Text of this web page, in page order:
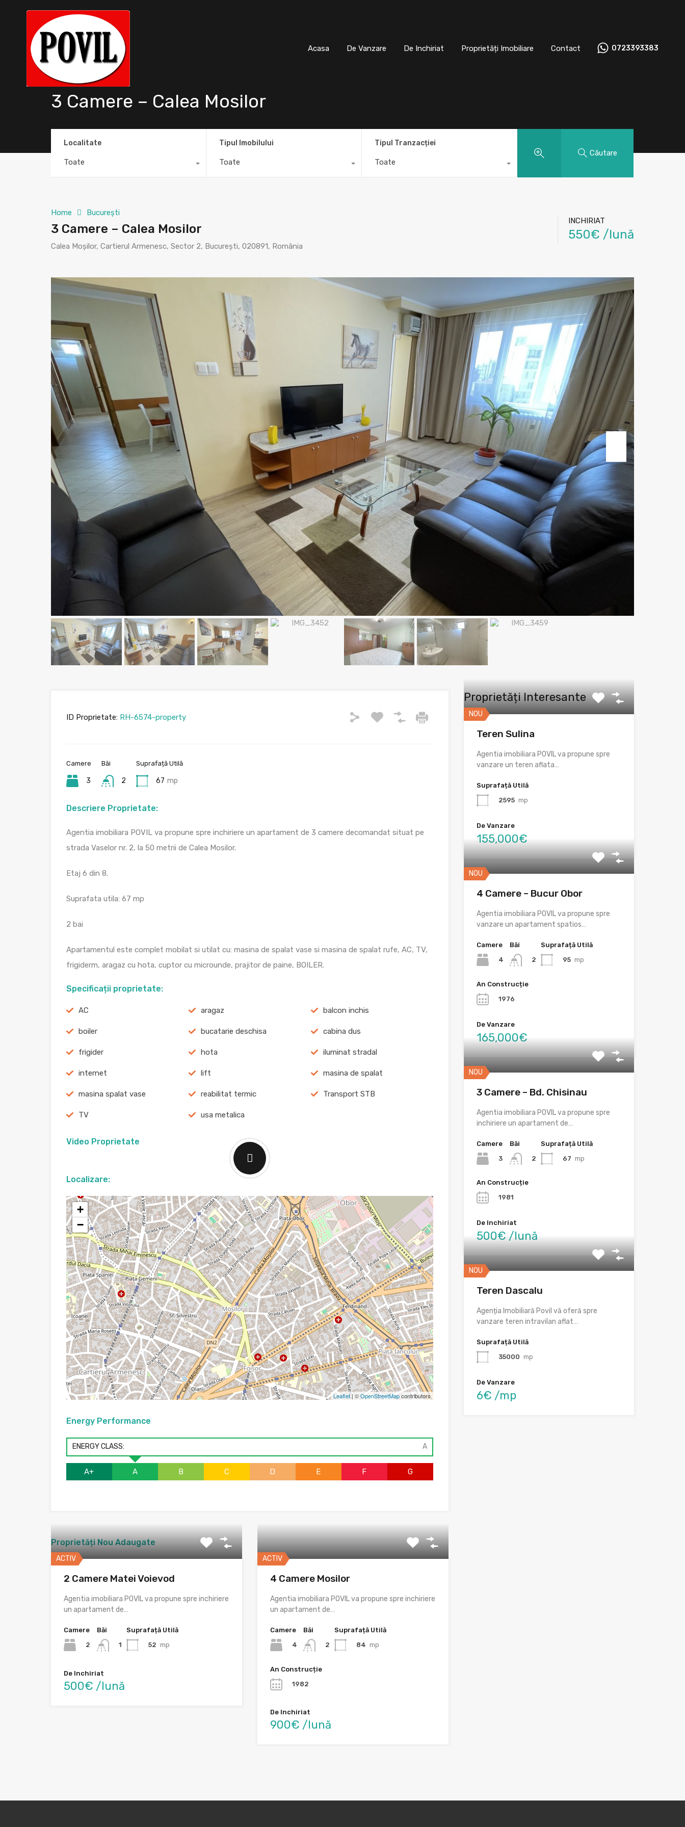
Acasa De Vanzare De Inchiriat Proprietăți Imobiliare Contact 0723393383
3 Camere – Calea Mosilor
Localitate
Toate
Tipul Imobilului
Toate
Tipul Tranzacției
Toate
Căutare
Home București
3 Camere – Calea Mosilor
Calea Moșilor, Cartierul Armenesc, Sector 2, București, 020891, România
INCHIRIAT
550€ /lună
ID Proprietate: RH-6574-property
Camere
3
Băi
2
Suprafață Utilă
67 mp
Descriere Proprietate:
Agentia imobiliara POVIL va propune spre inchiriere un apartament de 3 camere decomandat situat pe
strada Vaselor nr. 2, la 50 metrii de Calea Mosilor.
Etaj 6 din 8.
Suprafata utila: 67 mp
2 bai
Apartamentul este complet mobilat si utilat cu: masina de spalat vase si masina de spalat rufe, AC, TV,
frigiderm, aragaz cu hota, cuptor cu microunde, prajitor de paine, BOILER.
Specificații proprietate:
AC aragaz balcon inchis
boiler bucatarie deschisa cabina dus
frigider hota iluminat stradal
internet lift masina de spalat
masina spalat vase reabilitat termic Transport STB
TV usa metalica
Video Proprietate
Localizare:
+
−
Leaflet| ©OpenStreetMapcontributors
Energy Performance
ENERGY CLASS: A
A+ A B C D E F G
Proprietăți Nou Adaugate
ACTIV
2 Camere Matei Voievod
Agentia imobiliara POVIL va propune spre inchiriere
un apartament de…
Camere
2
Băi
1
Suprafață Utilă
52 mp
De Inchiriat
500€ /lună
ACTIV
4 Camere Mosilor
Agentia imobiliara POVIL va propune spre inchiriere
un apartament de…
Camere
4
Băi
2
Suprafață Utilă
84 mp
An Construcție
1982
De Inchiriat
900€ /lună
Proprietăți Interesante
NOU
Teren Sulina
Agentia imobiliara POVIL va propune spre
vanzare un teren aflata…
Suprafață Utilă
2595 mp
De Vanzare
155,000€
NOU
4 Camere – Bucur Obor
Agentia imobiliara POVIL va propune spre
vanzare un apartament spatios…
Camere
4
Băi
2
Suprafață Utilă
95 mp
An Construcție
1976
De Vanzare
165,000€
NOU
3 Camere – Bd. Chisinau
Agentia imobiliara POVIL va propune spre
inchiriere un apartament de…
Camere
3
Băi
2
Suprafață Utilă
67 mp
An Construcție
1981
De Inchiriat
500€ /lună
NOU
Teren Dascalu
Agenția Imobiliară Povil vă oferă spre
vanzare teren intravilan aflat…
Suprafață Utilă
35000 mp
De Vanzare
6€ /mp